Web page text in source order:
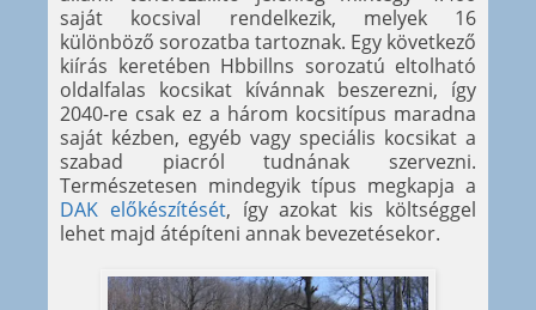
saját kocsival rendelkezik, melyek 16
különböző sorozatba tartoznak. Egy következő
kiírás keretében Hbbillns sorozatú eltolható
oldalfalas kocsikat kívánnak beszerezni, így
2040-re csak ez a három kocsitípus maradna
saját kézben, egyéb vagy speciális kocsikat a
szabad piacról tudnának szervezni.
Természetesen mindegyik típus megkapja a
DAK előkészítését, így azokat kis költséggel
lehet majd átépíteni annak bevezetésekor.